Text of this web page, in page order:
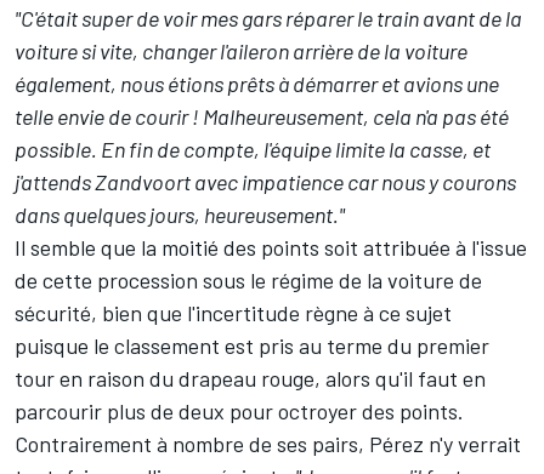
"C'était super de voir mes gars réparer le train avant de la
voiture si vite, changer l'aileron arrière de la voiture
également, nous étions prêts à démarrer et avions une
telle envie de courir ! Malheureusement, cela n'a pas été
possible. En fin de compte, l'équipe limite la casse, et
j'attends Zandvoort avec impatience car nous y courons
dans quelques jours, heureusement."
Il semble que la moitié des points soit attribuée à l'issue
de cette procession sous le régime de la voiture de
sécurité, bien que l'incertitude règne à ce sujet
puisque le classement est pris au terme du premier
tour en raison du drapeau rouge, alors qu'il faut en
parcourir plus de deux pour octroyer des points.
Contrairement à nombre de ses pairs, Pérez n'y verrait